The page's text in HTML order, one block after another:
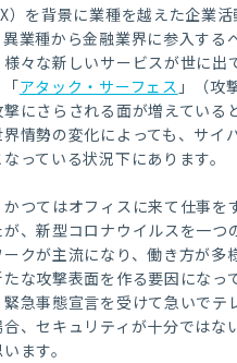
）を背景に業種を越えた企業
異業種から金融業界に参入する
々な新しいサービスが世に出
アタック・サーフェス 」（攻
撃にさらされる面が増えている
界情勢の変化によっても、サイ
っている状況下にあります。
かつてはオフィスに来て仕事を
が、新型コロナウイルスを一つ
ークが主流になり、働き方が多
な攻撃表面を作る要因になっ
急事態宣言を受けて急いでテ
合、セキュリティが十分ではな
ます。